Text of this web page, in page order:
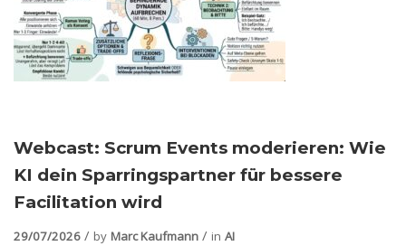
Webcast: Scrum Events moderieren: Wie
KI dein Sparringspartner für bessere
Facilitation wird
29/07/2026 by Marc Kaufmann in AI